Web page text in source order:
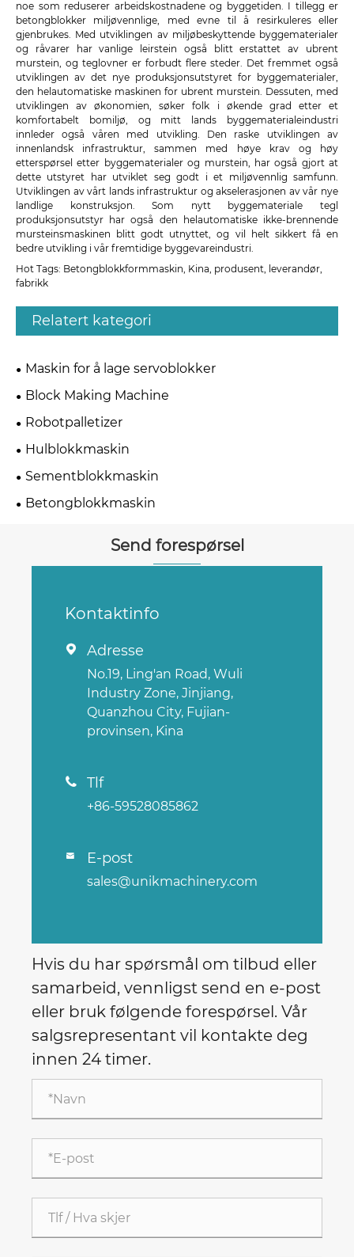
noe som reduserer arbeidskostnadene og byggetiden. I tillegg er
betongblokker miljøvennlige, med evne til å resirkuleres eller
gjenbrukes. Med utviklingen av miljøbeskyttende byggematerialer
og råvarer har vanlige leirstein også blitt erstattet av ubrent
murstein, og teglovner er forbudt flere steder. Det fremmet også
utviklingen av det nye produksjonsutstyret for byggematerialer,
den helautomatiske maskinen for ubrent murstein. Dessuten, med
utviklingen av økonomien, søker folk i økende grad etter et
komfortabelt bomiljø, og mitt lands byggematerialeindustri
innleder også våren med utvikling. Den raske utviklingen av
innenlandsk infrastruktur, sammen med høye krav og høy
etterspørsel etter byggematerialer og murstein, har også gjort at
dette utstyret har utviklet seg godt i et miljøvennlig samfunn.
Utviklingen av vårt lands infrastruktur og akselerasjonen av vår nye
landlige konstruksjon. Som nytt byggemateriale tegl
produksjonsutstyr har også den helautomatiske ikke-brennende
mursteinsmaskinen blitt godt utnyttet, og vil helt sikkert få en
bedre utvikling i vår fremtidige byggevareindustri.
Hot Tags: Betongblokkformmaskin, Kina, produsent, leverandør,
fabrikk
Relatert kategori
Maskin for å lage servoblokker
Block Making Machine
Robotpalletizer
Hulblokkmaskin
Sementblokkmaskin
Betongblokkmaskin
Send forespørsel
Kontaktinfo
 Adresse
No.19, Ling'an Road, Wuli
Industry Zone, Jinjiang,
Quanzhou City, Fujian-
provinsen, Kina
 Tlf
+86-59528085862
 E-post
sales@unikmachinery.com
Hvis du har spørsmål om tilbud eller
samarbeid, vennligst send en e-post
eller bruk følgende forespørsel. Vår
salgsrepresentant vil kontakte deg
innen 24 timer.